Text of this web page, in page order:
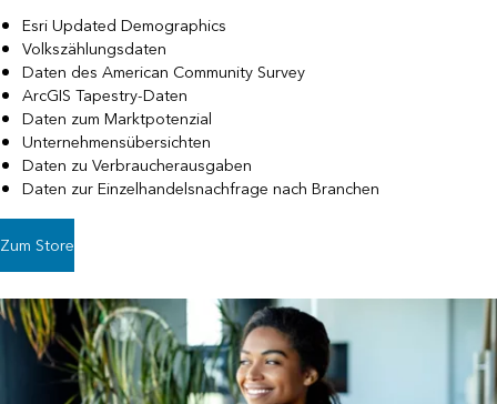
Esri Updated Demographics
Volkszählungsdaten
Daten des American Community Survey
ArcGIS Tapestry-Daten
Daten zum Marktpotenzial
Unternehmensübersichten
Daten zu Verbraucherausgaben
Daten zur Einzelhandelsnachfrage nach Branchen
Zum Store